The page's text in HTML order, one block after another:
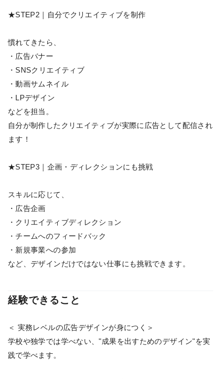
★STEP2｜自分でクリエイティブを制作
慣れてきたら、
・広告バナー
・SNSクリエイティブ
・動画サムネイル
・LPデザイン
などを担当。
自分が制作したクリエイティブが実際に広告として配信され
ます！
★STEP3｜企画・ディレクションにも挑戦
スキルに応じて、
・広告企画
・クリエイティブディレクション
・チームへのフィードバック
・新規事業への参加
など、デザインだけではない仕事にも挑戦できます。
経験できること
＜ 実務レベルの広告デザインが身につく＞
学校や独学では学べない、"成果を出すためのデザイン"を実
践で学べます。